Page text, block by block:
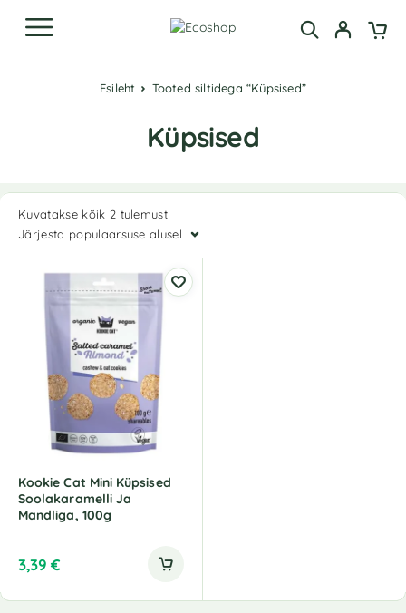
Esileht Tooted siltidega “Küpsised”
Küpsised
Kuvatakse kõik 2 tulemust
Järjesta populaarsuse alusel
Kookie Cat Mini Küpsised
Soolakaramelli Ja
Mandliga, 100g
3,39€